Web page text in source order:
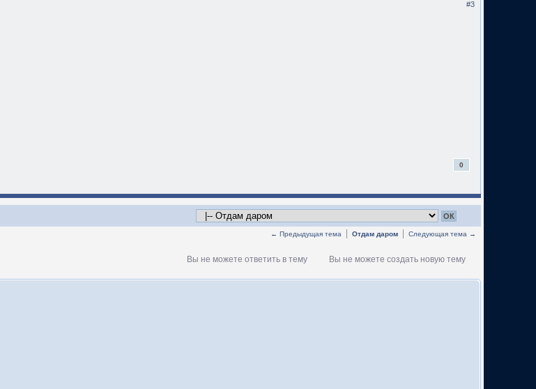
#3
0
← Предыдущая тема Отдам даром Следующая тема →
Вы не можете создать новую тему
Вы не можете ответить в тему